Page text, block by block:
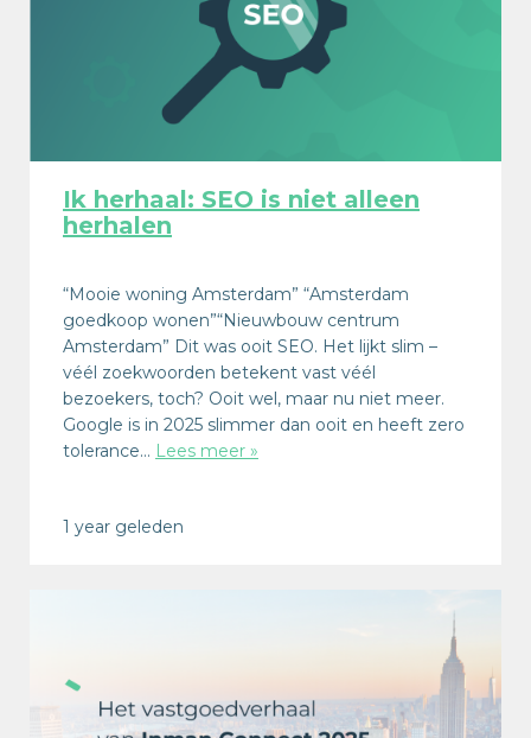
Ik herhaal: SEO is niet alleen
herhalen
“Mooie woning Amsterdam” “Amsterdam
goedkoop wonen”“Nieuwbouw centrum
Amsterdam” Dit was ooit SEO. Het lijkt slim –
véél zoekwoorden betekent vast véél
bezoekers, toch? Ooit wel, maar nu niet meer.
Google is in 2025 slimmer dan ooit en heeft zero
tolerance… Lees meer »
1 year geleden